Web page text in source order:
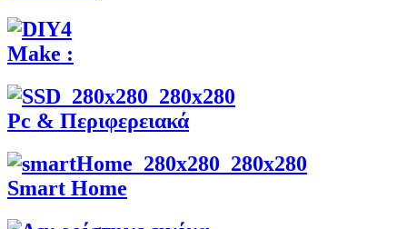
Make :
Pc & Περιφερειακά
Smart Home